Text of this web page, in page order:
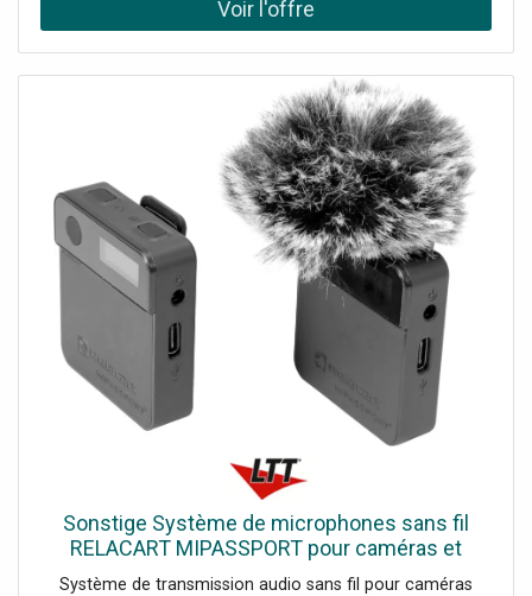
Caméra intégrée pour la vérification visuelle des alarmes
Portée de détection des mouvements jusqu'à 15 mètres
masquage détecte les tentatives d'obstruction de la vue
du détecteur. Champ de vision de la caméra de 105° à
l'horizontale et de 50° à la verticale Immunité aux animaux
domestiques jusqu'à 80 cm de haut Technologie sans fil
avancée pour une installation flexible Résistant aux
intempéries pour une utilisation à l'intérieur et à l'extérieur
Le détecteur de mouvement n'est pas en mesure de
prendre des photos sur demande. La caméra n'est activée
qu'en réponse à une alarme de détection de mouvement.
Sonstige Système de microphones sans fil
RELACART MIPASSPORT pour caméras et
appareils photo - Systèmes lavalier
Système de transmission audio sans fil pour caméras